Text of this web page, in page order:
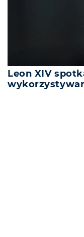
Leon XIV